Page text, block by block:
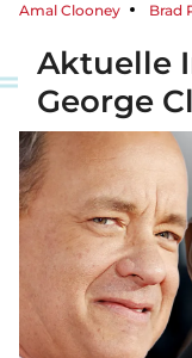
Amal Clooney Brad
Aktuelle
George